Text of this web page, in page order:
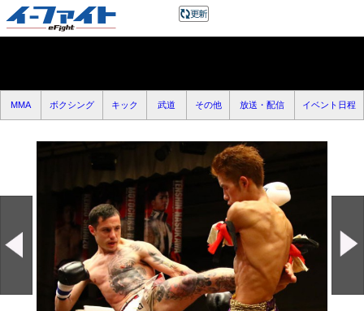
MMA ボクシング キック 武道 その他 放送・配信 イベント日程